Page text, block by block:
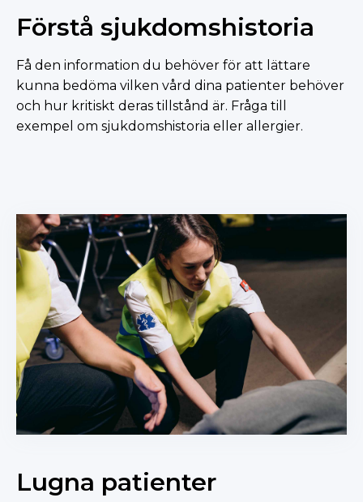
Förstå sjukdomshistoria
Få den information du behöver för att lättare
kunna bedöma vilken vård dina patienter behöver
och hur kritiskt deras tillstånd är. Fråga till
exempel om sjukdomshistoria eller allergier.
Lugna patienter